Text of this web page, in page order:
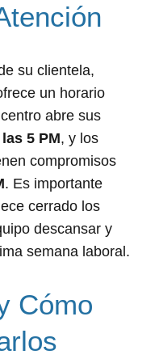
su clientela,
un horario
abre sus
5 PM, y los
compromisos
. Es importante
cerrado los
descansar y
semana laboral.
Cómo